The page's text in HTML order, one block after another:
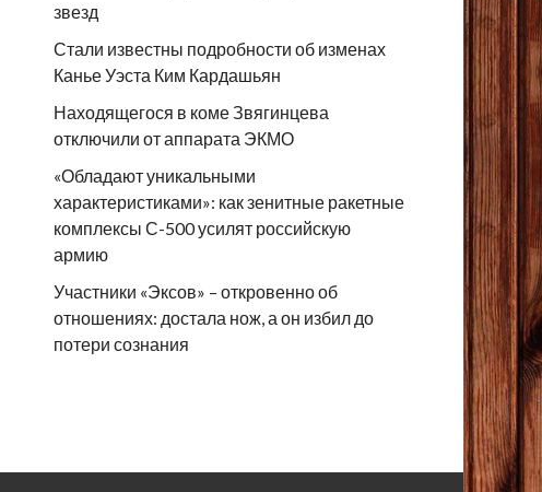
звезд
Стали известны подробности об изменах
Канье Уэста Ким Кардашьян
Находящегося в коме Звягинцева
отключили от аппарата ЭКМО
«Обладают уникальными
характеристиками»: как зенитные ракетные
комплексы С-500 усилят российскую
армию
Участники «Эксов» – откровенно об
отношениях: достала нож, а он избил до
потери сознания